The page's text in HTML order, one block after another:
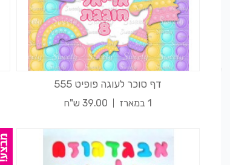
דף סוכר לעוגה פופיט 555
1 במארז 39.00 ש"ח